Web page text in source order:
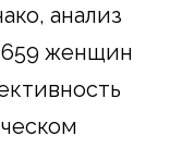
анализ
женщин